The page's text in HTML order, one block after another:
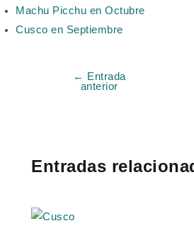
Machu Picchu en Octubre
Cusco en Septiembre
←
Entrada
anterior
Entradas